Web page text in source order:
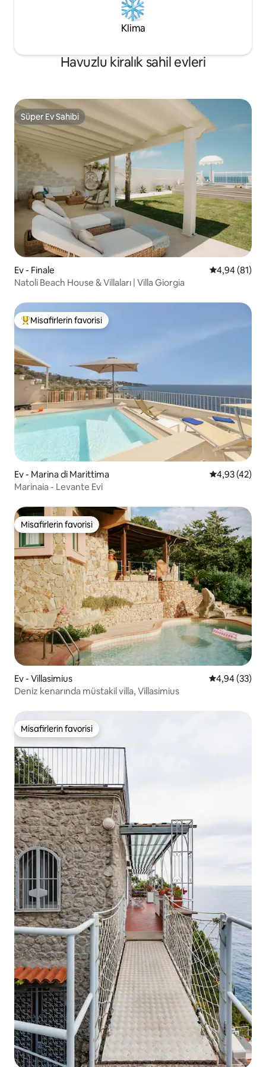
Klima
Havuzlu kiralık sahil evleri
Süper Ev Sahibi
Süper Ev Sahibi
Ev - Finale 5 üzerinden
4,94 (81)
Natoli Beach House & Villaları | Villa Giorgia
Misafirlerin favorilerinden en beğenilenler arasında
Misafirlerin favorisi
Ev - Marina di Marittima 5 üzerinden
4,93 (42)
Marinaia - Levante Evi
Misafirlerin favorisi
Misafirlerin favorisi
Ev - Villasimius 5 üzerinden
4,94 (33)
Deniz kenarında müstakil villa, Villasimius
Misafirlerin favorisi
Misafirlerin favorisi